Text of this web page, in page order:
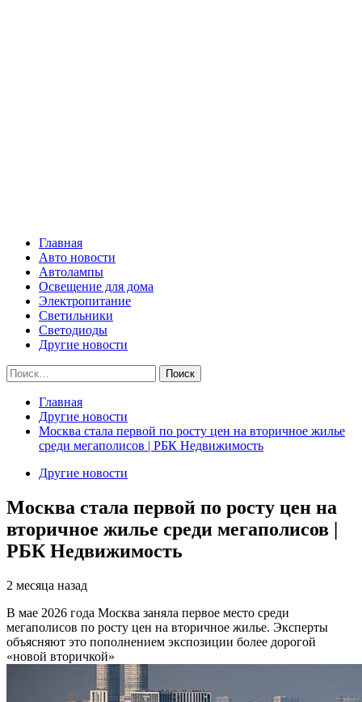
Главная
Авто новости
Автолампы
Освещение для дома
Электропитание
Светильники
Светодиоды
Другие новости
Найти:
Главная
Другие новости
Москва стала первой по росту цен на вторичное жилье
среди мегаполисов | РБК Недвижимость
Другие новости
Москва стала первой по росту цен на
вторичное жилье среди мегаполисов |
РБК Недвижимость
2 месяца назад
В мае 2026 года Москва заняла первое место среди
мегаполисов по росту цен на вторичное жилье. Эксперты
объясняют это пополнением экспозиции более дорогой
«новой вторичкой»